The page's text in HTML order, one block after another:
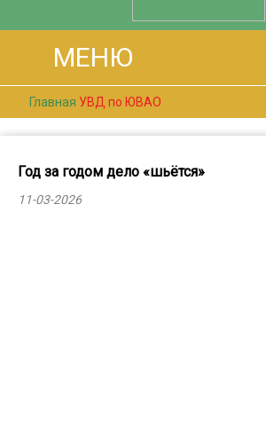
МЕНЮ
Главная УВД по ЮВАО
Год за годом дело «шьётся»
11-03-2026